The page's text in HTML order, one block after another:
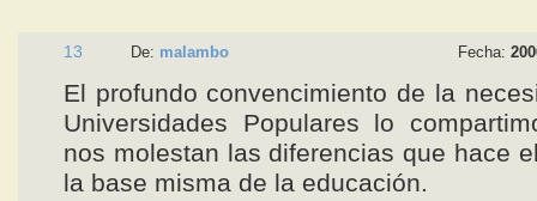
13 De: malambo Fecha:
El profundo convencimiento de la
Universidades Populares lo
nos molestan las diferencias que hace
la base misma de la educación.